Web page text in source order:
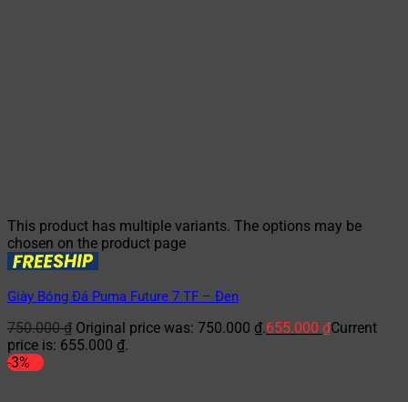
This product has multiple variants. The options may be
chosen on the product page
Giày Bóng Đá Puma Future 7 TF – Đen
750.000₫ Original price was: 750.000 ₫.655.000 ₫Current
price is: 655.000 ₫.
-3%